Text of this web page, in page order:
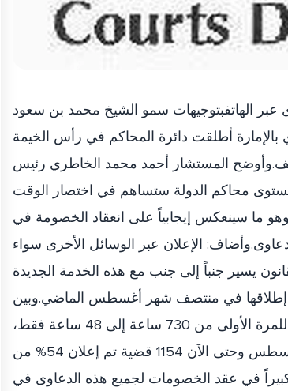
الهاتفبتوجيهات سمو الشيخ محمد بن سعود
أطلقت دائرة المحاكم في رأس الخيمة
المستشار أحمد محمد الخاطري رئيس
محاكم الدولة ستساهم في اختصار الوقت
ما سينعكس إيجابياً على انعقاد الخصومة في
الإعلان عبر الوسائل الأخرى سواء
يسير جنباً إلى جنب مع هذه الخدمة الجديدة
إطلاقها في منتصف شهر أغسطس الماضي.وبين
أن الدائرة رصدت انخفاض فترة إعلان أطراف الدعاوى للمرة الأولى من 730 ساعة إلى 48 ساعة فقط،
أي من حوالي شهر ليومين.وتابع: سجلت الدائرة منذ 15 أغسطس وحتى الآن 1154 قضية تم إعلان 54% من
كبيراً في عقد الخصومات لجميع هذه الدعاوى في